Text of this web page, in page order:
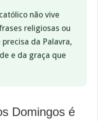
não vive
religiosas ou
da Palavra,
e da graça que
Domingos é